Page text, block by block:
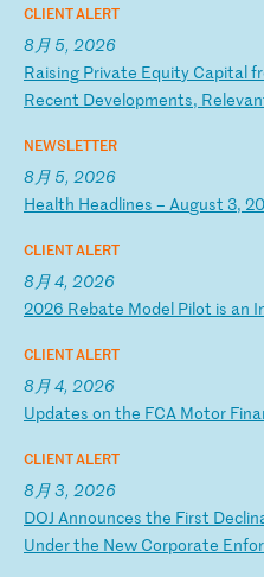
CLIENT ALERT
8月 5, 2026
Raising Private Equity Capitalfr
Recent Developments, Releva
NEWSLETTER
8月 5, 2026
Health Headlines – August 3, 20
CLIENT ALERT
8月 4, 2026
2026 Rebate Model Pilot is an I
CLIENT ALERT
8月 4, 2026
Updates on the FCA Motor Fina
CLIENT ALERT
8月 3, 2026
DOJ Announces the First Decli
Underthe New Corporate Enfo